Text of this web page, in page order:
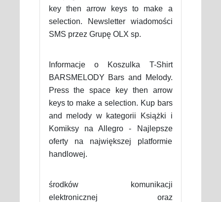
key then arrow keys to make a
selection. Newsletter wiadomości
SMS przez Grupę OLX sp.
Informacje o Koszulka T-Shirt
BARSMELODY Bars and Melody.
Press the space key then arrow
keys to make a selection. Kup bars
and melody w kategorii Książki i
Komiksy na Allegro - Najlepsze
oferty na największej platformie
handlowej.
środków komunikacji
elektronicznej oraz